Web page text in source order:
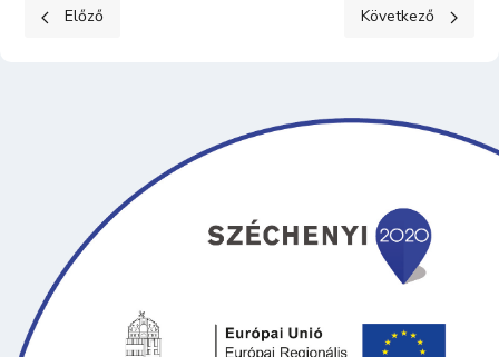
Előző cikk: Kecel város belterületi csapadékvíz elvezetése
Előző Következő cikk:
Következő